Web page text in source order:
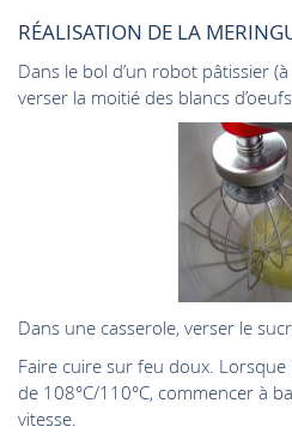
RÉALISATION DE LA
Dans le bol d’un robot pâtissier
verser la moitié des blancs
Dans une casserole, verser le
Faire cuire sur feu doux.
de 108°C/110°C, commencer à
vitesse.